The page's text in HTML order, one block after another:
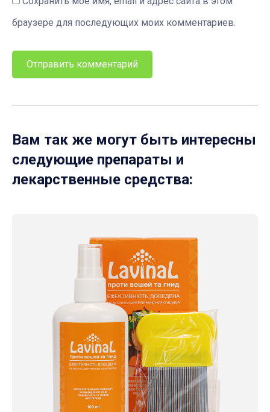
браузере для последующих моих комментариев.
Вам так же могут быть интересны
следующие препараты и
лекарственные средства: